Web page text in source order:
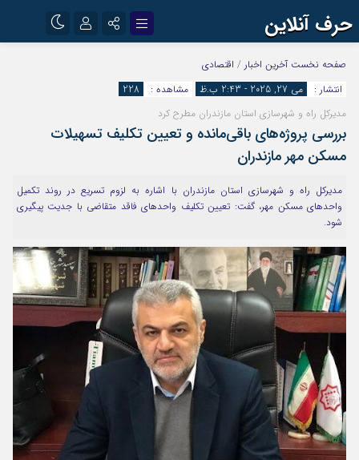
حرف آنلاین
اینستاگرام
آپارات
رمز عبور
مرا به خاطر بسپار
صفحه نخست آخرین اخبار / اقتصادی
انتشار :
می 27, 2025 - 2:43 ب.ظ مشاهده :
228
مدیرکل راه و شهرسازی استان مازندران مطرح کرد
بررسی پروژه‌های باقی‌مانده و تعیین تکلیف تسهیلات
مسکن مهر مازندران
مدیرکل راه و شهرسازی استان مازندران با اشاره به لزوم تسریع در روند تکمیل
واحدهای مسکن مهر، گفت: تعیین تکلیف واحدهای فاقد متقاضی با جدیت پیگیری
شود.